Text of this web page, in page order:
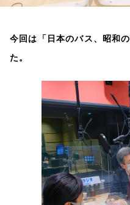
今回は「日本のバス、昭和
た。